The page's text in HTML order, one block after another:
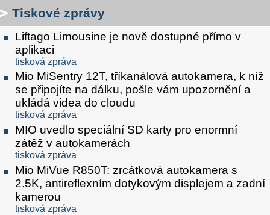
Tiskové zprávy
Liftago Limousine je nově dostupné přímo v
aplikaci
tisková zpráva
Mio MiSentry 12T, tříkanálová autokamera, k níž
se připojíte na dálku, pošle vám upozornění a
ukládá videa do cloudu
tisková zpráva
MIO uvedlo speciální SD karty pro enormní
zátěž v autokamerách
tisková zpráva
Mio MiVue R850T: zrcátková autokamera s
2.5K, antireflexním dotykovým displejem a zadní
kamerou
tisková zpráva